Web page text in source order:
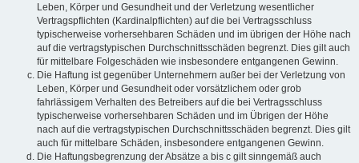
Leben, Körper und Gesundheit und der Verletzung wesentlicher
Vertragspflichten (Kardinalpflichten) auf die bei Vertragsschluss
typischerweise vorhersehbaren Schäden und im übrigen der Höhe nach
auf die vertragstypischen Durchschnittsschäden begrenzt. Dies gilt auch
für mittelbare Folgeschäden wie insbesondere entgangenen Gewinn.
Die Haftung ist gegenüber Unternehmern außer bei der Verletzung von
Leben, Körper und Gesundheit oder vorsätzlichem oder grob
fahrlässigem Verhalten des Betreibers auf die bei Vertragsschluss
typischerweise vorhersehbaren Schäden und im Übrigen der Höhe
nach auf die vertragstypischen Durchschnittsschäden begrenzt. Dies gilt
auch für mittelbare Schäden, insbesondere entgangenen Gewinn.
Die Haftungsbegrenzung der Absätze a bis c gilt sinngemäß auch